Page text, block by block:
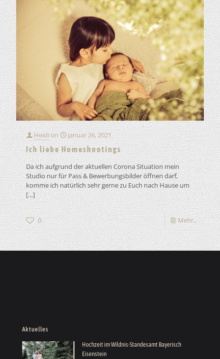
Heidion
Januar 26, 2021
Ich liebe Homeshootings
Da ich aufgrund der aktuellen Corona Situation mein
Studio nur für Pass & Bewerbungsbilder öffnen darf,
komme ich natürlich sehr gerne zu Euch nach Hause um
[…]
0 Mehr..
Aktuelles
Hochzeit im Wildnis-Standesamt Bayerisch
Eisenstein